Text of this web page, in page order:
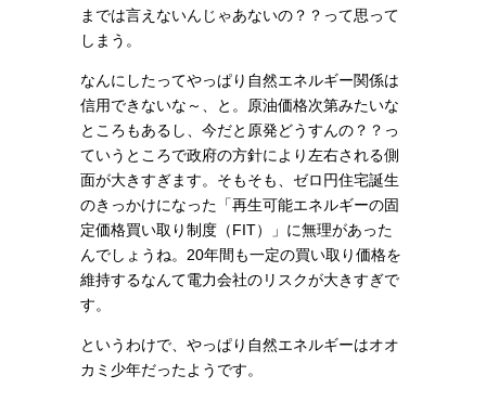
までは言えないんじゃあないの？？って思って
しまう。
なんにしたってやっぱり自然エネルギー関係は
信用できないな～、と。原油価格次第みたいな
ところもあるし、今だと原発どうすんの？？っ
ていうところで政府の方針により左右される側
面が大きすぎます。そもそも、ゼロ円住宅誕生
のきっかけになった「再生可能エネルギーの固
定価格買い取り制度（FIT）」に無理があった
んでしょうね。20年間も一定の買い取り価格を
維持するなんて電力会社のリスクが大きすぎで
す。
というわけで、やっぱり自然エネルギーはオオ
カミ少年だったようです。